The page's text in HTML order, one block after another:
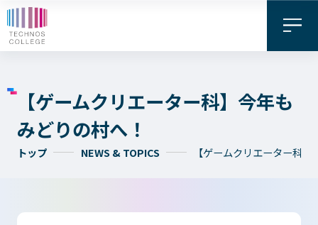
【ゲームクリエーター科】今年も
みどりの村へ！
トップ NEWS & TOPICS 【ゲームクリエーター科